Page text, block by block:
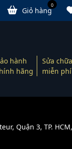
0
Giỏ hàng
hành
hãng
Sửa chữa
miễn phí
Quận 3, TP.